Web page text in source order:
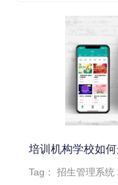
培训机构学校如
Tag：招生管理系统